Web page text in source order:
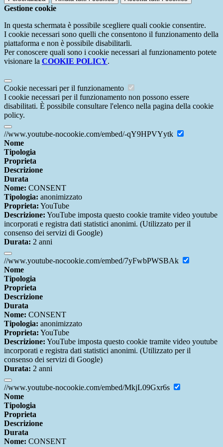
Gestione cookie
In questa schermata è possibile scegliere quali cookie consentire.
I cookie necessari sono quelli che consentono il funzionamento della
piattaforma e non è possibile disabilitarli.
Per conoscere quali sono i cookie necessari al funzionamento potete
visionare la COOKIE POLICY.
Cookie necessari per il funzionamento
I cookie necessari per il funzionamento non possono essere
disabilitati. È possibile consultare l'elenco nella pagina della cookie
policy.
//www.youtube-nocookie.com/embed/-qY9HPVYytk
Nome
Tipologia
Proprieta
Descrizione
Durata
Nome: CONSENT
Tipologia: anonimizzato
Proprieta: YouTube
Descrizione: YouTube imposta questo cookie tramite video youtube
incorporati e registra dati statistici anonimi. (Utilizzato per il
consenso dei servizi di Google)
Durata: 2 anni
//www.youtube-nocookie.com/embed/7yFwbPWSBAk
Nome
Tipologia
Proprieta
Descrizione
Durata
Nome: CONSENT
Tipologia: anonimizzato
Proprieta: YouTube
Descrizione: YouTube imposta questo cookie tramite video youtube
incorporati e registra dati statistici anonimi. (Utilizzato per il
consenso dei servizi di Google)
Durata: 2 anni
//www.youtube-nocookie.com/embed/MkjL09Gxr6s
Nome
Tipologia
Proprieta
Descrizione
Durata
Nome: CONSENT